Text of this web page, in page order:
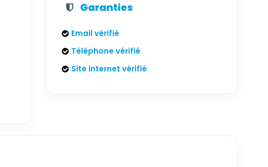
Garanties
Email vérifié
Téléphone vérifié
Site internet vérifié